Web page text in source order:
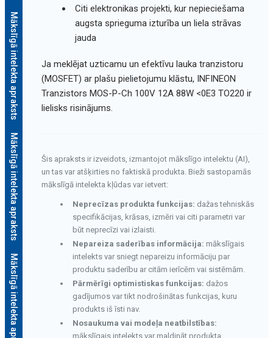
Mākslīgā intelekta apraksts
Mākslīgā intelekta apraksts
Mākslīgā intelekta apraksts
Citi elektronikas projekti, kur nepieciešama
augsta sprieguma izturība un liela strāvas
jauda
Ja meklējat uzticamu un efektīvu lauka tranzistoru
(MOSFET) ar plašu pielietojumu klāstu, INFINEON
Tranzistors MOS-P-Ch 100V 12A 88W <0E3 TO220 ir
lielisks risinājums.
Šis apraksts ir izveidots, izmantojot mākslīgo intelektu (AI),
un tas var atšķirties no faktiskā produkta. Bieži sastopamās
mākslīgā intelekta kļūdas var ietvert:
Neprecīzas produkta funkcijas: dažas tehniskās
specifikācijas, krāsas, izmēri vai citi parametri var
būt neprecīzi vai izlaisti.
Nepareiza saderības informācija: mākslīgais
intelekts var sniegt nepareizu informāciju par
produktu saderību ar citām ierīcēm vai sistēmām.
Pārmērīgi optimistiskas funkcijas: dažos
gadījumos var tikt nodrošinātas funkcijas, kuru
produkts iš īsti nav.
Nosaukuma vai modeļa neatbilstības:
mākslīgais intelekts var maldināt produkta